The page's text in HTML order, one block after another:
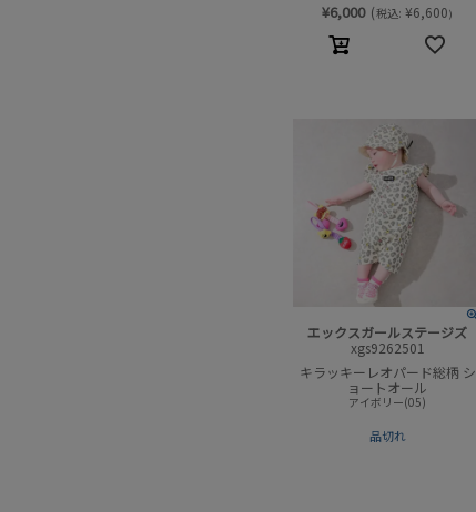
¥6,000 (税込: ¥6,600)
エックスガールステージズ
xgs9262501
キラッキーレオパード総柄 シ
ョートオール
アイボリー(05)
品切れ